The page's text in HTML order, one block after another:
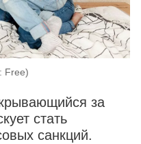
Free)
за
стать
санкций.